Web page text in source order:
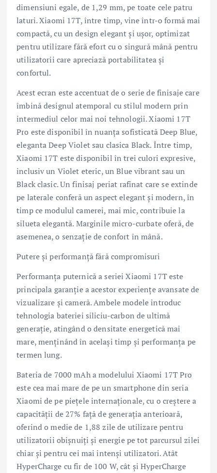
dimensiuni egale, de 1,29 mm, pe toate cele patru
laturi. Xiaomi 17T, între timp, vine într-o formă mai
compactă, cu un design elegant și ușor, optimizat
pentru utilizare fără efort cu o singură mână pentru
utilizatorii care apreciază portabilitatea și
confortul.
Acest ecran este accentuat de o serie de finisaje care
îmbină designul atemporal cu stilul modern prin
intermediul celor mai noi tehnologii. Xiaomi 17T
Pro este disponibil în nuanța sofisticată Deep Blue,
eleganta Deep Violet sau clasica Black. Între timp,
Xiaomi 17T este disponibil în trei culori expresive,
inclusiv un Violet eteric, un Blue vibrant sau un
Black clasic. Un finisaj periat rafinat care se extinde
pe laterale conferă un aspect elegant și modern, în
timp ce modulul camerei, mai mic, contribuie la
silueta elegantă. Marginile micro-curbate oferă, de
asemenea, o senzație de confort în mână.
Putere și performanță fără compromisuri
Performanța puternică a seriei Xiaomi 17T este
principala garanție a acestor experiențe avansate de
vizualizare și cameră. Ambele modele introduc
tehnologia bateriei siliciu-carbon de ultimă
generație, atingând o densitate energetică mai
mare, menținând în același timp și performanța pe
termen lung.
Bateria de 7000 mAh a modelului Xiaomi 17T Pro
este cea mai mare de pe un smartphone din seria
Xiaomi de pe piețele internaționale, cu o creștere a
capacității de 27% față de generația anterioară,
oferind o medie de 1,88 zile de utilizare pentru
utilizatorii obișnuiți și energie pe tot parcursul zilei
chiar și pentru cei mai intenși utilizatori. Atât
HyperCharge cu fir de 100 W, cât și HyperCharge